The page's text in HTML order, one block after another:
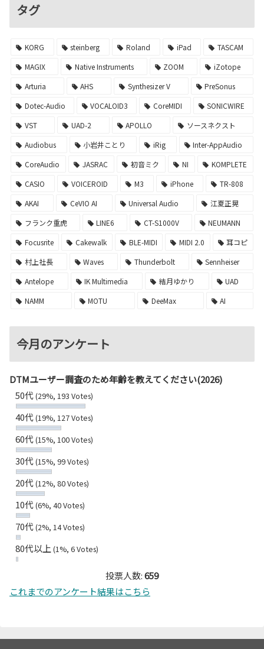
タグ
KORG steinberg Roland iPad
TASCAM
MAGIX
Native Instruments ZOOM
iZotope
Arturia
AHS Synthesizer V
PreSonus
Dotec-Audio
VOCALOID3 CoreMIDI
SONICWIRE
VST
UAD-2 APOLLO
ソースネクスト
Audiobus
小岩井ことり iRig
Inter-AppAudio
CoreAudio
JASRAC 初音ミク NI
KOMPLETE
CASIO
VOICEROID M3 iPhone
TR-808
AKAI
CeVIO AI Universal Audio
江夏正晃
フランク重虎
LINE6 CT-S1000V
NEUMANN
Focusrite
Cakewalk BLE-MIDI MIDI 2.0
耳コピ
村上社長
Waves Thunderbolt
Sennheiser
Antelope
IK Multimedia 結月ゆかり
UAD
NAMM
MOTU DeeMax AI
今月のアンケート
DTMユーザー調査のため年齢を教えてください(2026)
50代(29%, 193 Votes)
40代(19%, 127 Votes)
60代(15%, 100 Votes)
30代(15%, 99 Votes)
20代(12%, 80 Votes)
10代(6%, 40 Votes)
70代(2%, 14 Votes)
80代以上 (1%, 6 Votes)
投票人数:659
これまでのアンケート結果はこちら